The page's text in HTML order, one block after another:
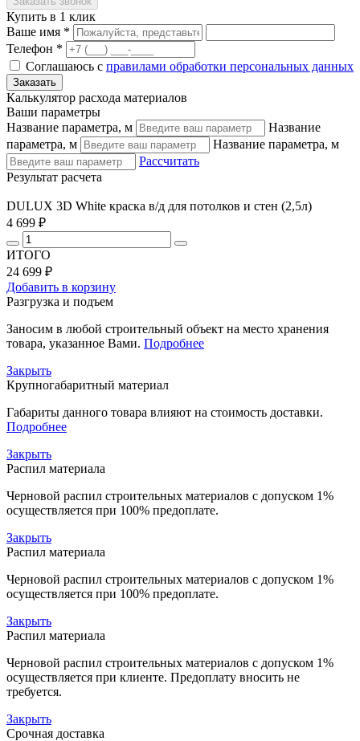
Купить в 1 клик
Ваше имя *
Телефон *
Соглашаюсь с правилами обработки персональных данных
Калькулятор расхода материалов
Ваши параметры
Название параметра, м
Название
параметра, м
Название параметра, м
Рассчитать
Результат расчета
DULUX 3D White краска в/д для потолков и стен (2,5л)
4 699 ₽
ИТОГО
24 699 ₽
Добавить в корзину
Разгрузка и подъем
Заносим в любой строительный объект на место хранения
товара, указанное Вами. Подробнее
Закрыть
Крупногабаритный материал
Габариты данного товара влияют на стоимость доставки.
Подробнее
Закрыть
Распил материала
Черновой распил строительных материалов с допуском 1%
осуществляется при 100% предоплате.
Закрыть
Распил материала
Черновой распил строительных материалов с допуском 1%
осуществляется при 100% предоплате.
Закрыть
Распил материала
Черновой распил строительных материалов с допуском 1%
осуществляется при клиенте. Предоплату вносить не
требуется.
Закрыть
Срочная доставка